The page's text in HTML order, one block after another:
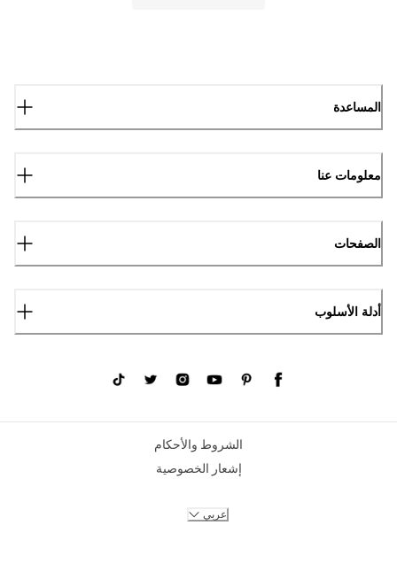
المساعدة
معلومات عنا
الصفحات
أدلة الأسلوب
الشروط والأحكام
إشعار الخصوصية
عربي